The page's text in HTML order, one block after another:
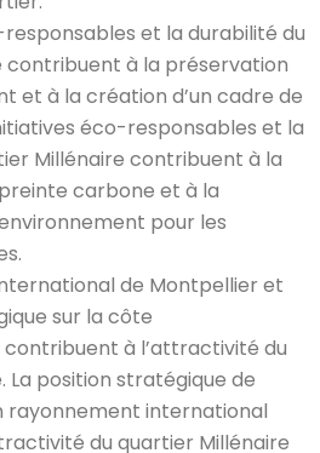
et la durabilité du
contribuent à la préservation
et à la création d’un cadre de
éco-responsables et la
Millénaire contribuent à la
carbone et à la
pour les
de Montpellier et
sur la côte
à l’attractivité du
La position stratégique de
rayonnement international
du quartier Millénaire